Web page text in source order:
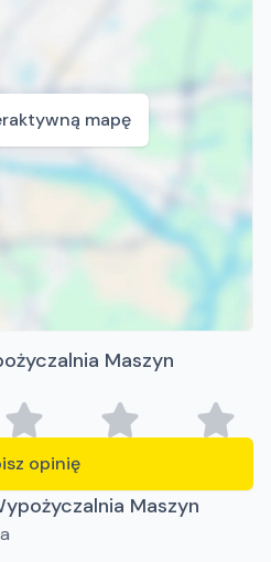
mapę
Maszyn
opinię
Maszyn